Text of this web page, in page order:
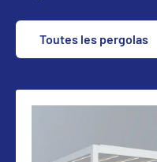
Toutes les pergolas